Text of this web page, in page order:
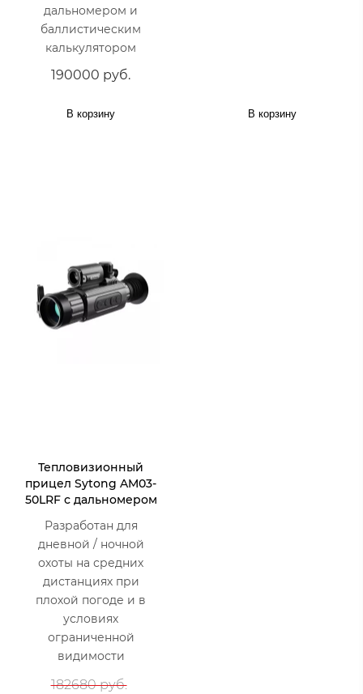
дальномером и
баллистическим
калькулятором
190000 руб.
В корзину В корзину
Тепловизионный
прицел Sytong AM03-
50LRF с дальномером
Разработан для
дневной / ночной
охоты на средних
дистанциях при
плохой погоде и в
условиях
ограниченной
видимости
182680 руб.